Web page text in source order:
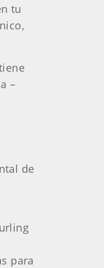
tu
–
de
para